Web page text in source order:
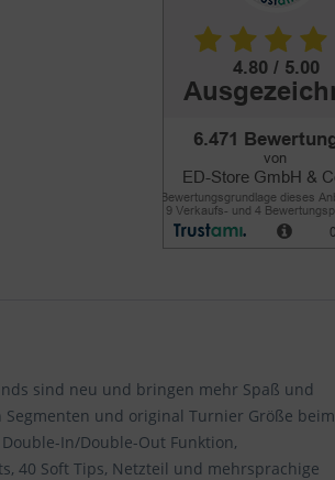
sind neu und bringen mehr Spaß und
und original Turnier Größe beim
In/Double-Out Funktion,
40 Soft Tips, Netzteil und mehrsprachige